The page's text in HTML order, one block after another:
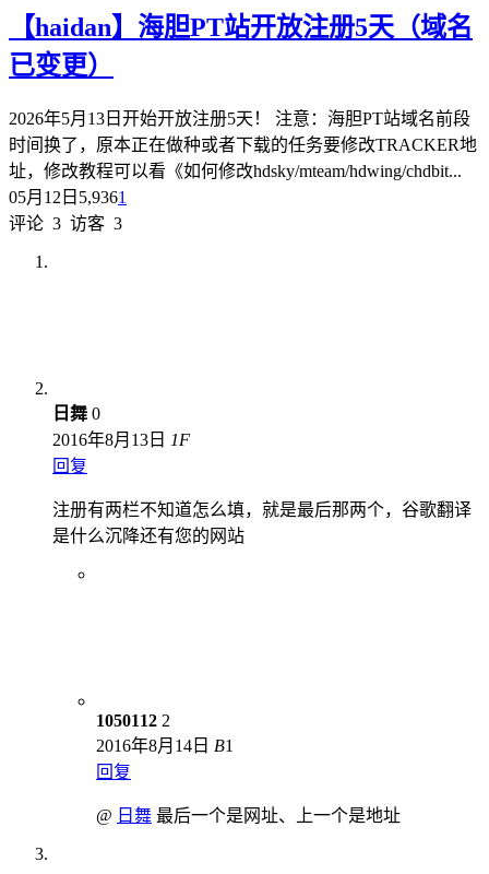
【haidan】海胆PT站开放注册5天（域名
已变更）
2026年5月13日开始开放注册5天！ 注意：海胆PT站域名前段
时间换了，原本正在做种或者下载的任务要修改TRACKER地
址，修改教程可以看《如何修改hdsky/mteam/hdwing/chdbit...
05月12日 5,9361
评论 3 访客 3
日舞 0
2016年8月13日 1F
回复
注册有两栏不知道怎么填，就是最后那两个，谷歌翻译
是什么沉降还有您的网站
1050112 2
2016年8月14日 B1
回复
@ 日舞 最后一个是网址、上一个是地址